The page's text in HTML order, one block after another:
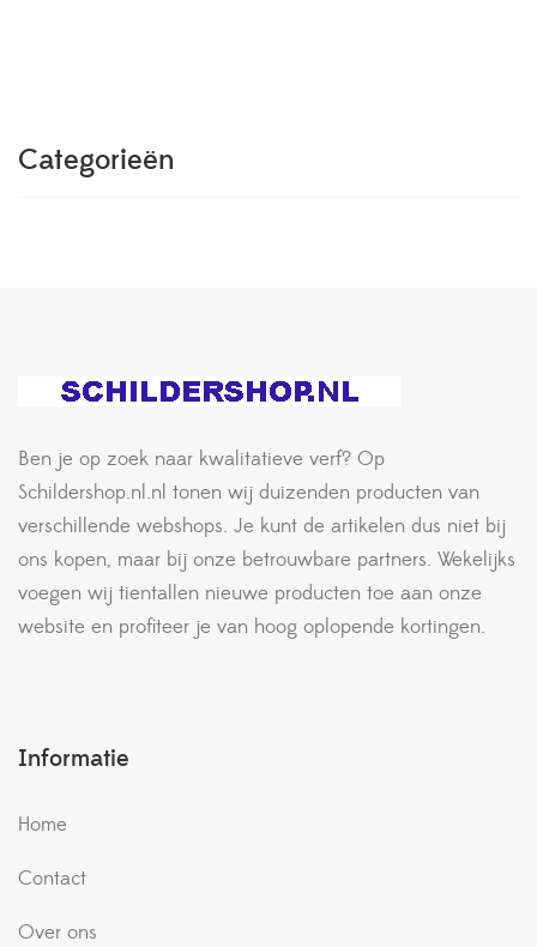
Categorieën
Ben je op zoek naar kwalitatieve verf? Op
Schildershop.nl.nl tonen wij duizenden producten van
verschillende webshops. Je kunt de artikelen dus niet bij
ons kopen, maar bij onze betrouwbare partners. Wekelijks
voegen wij tientallen nieuwe producten toe aan onze
website en profiteer je van hoog oplopende kortingen.
Informatie
Home
Contact
Over ons